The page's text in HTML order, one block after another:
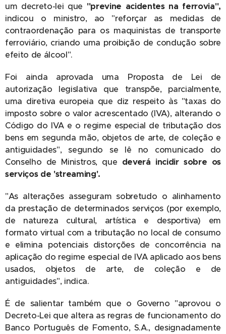
um decreto-lei que "previne acidentes na ferrovia",
indicou o ministro, ao "reforçar as medidas de
contraordenação para os maquinistas de transporte
ferroviário, criando uma proibição de condução sobre
efeito de álcool".
Foi ainda aprovada uma Proposta de Lei de
autorização legislativa que transpõe, parcialmente,
uma diretiva europeia que diz respeito às "taxas do
imposto sobre o valor acrescentado (IVA), alterando o
Código do IVA e o regime especial de tributação dos
bens em segunda mão, objetos de arte, de coleção e
antiguidades", segundo se lê no comunicado do
Conselho de Ministros, que deverá incidir sobre os
serviços de 'streaming'.
"As alterações asseguram sobretudo o alinhamento
da prestação de determinados serviços (por exemplo,
de natureza cultural, artística e desportiva) em
formato virtual com a tributação no local de consumo
e elimina potenciais distorções de concorrência na
aplicação do regime especial de IVA aplicado aos bens
usados, objetos de arte, de coleção e de
antiguidades", indica.
É de salientar também que o Governo "aprovou o
Decreto-Lei que altera as regras de funcionamento do
Banco Português de Fomento, S.A., designadamente